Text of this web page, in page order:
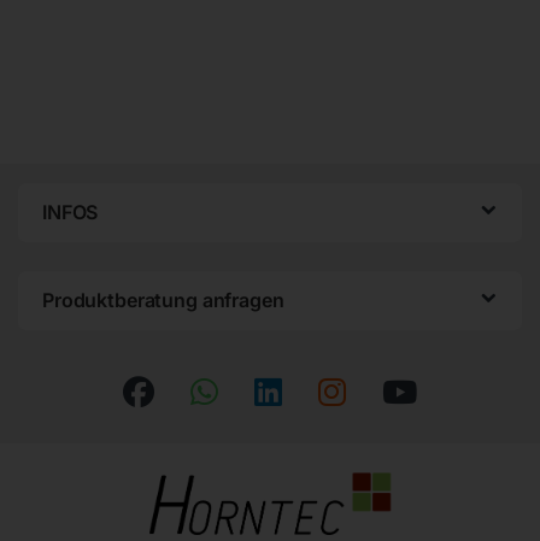
INFOS
Produktberatung anfragen